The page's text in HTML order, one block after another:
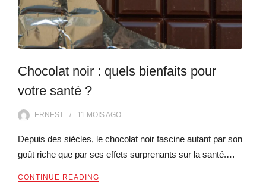
Chocolat noir : quels bienfaits pour
votre santé ?
ERNEST 11 MOISAGO
Depuis des siècles, le chocolat noir fascine autant par son
goût riche que par ses effets surprenants sur la santé.…
CONTINUE READING